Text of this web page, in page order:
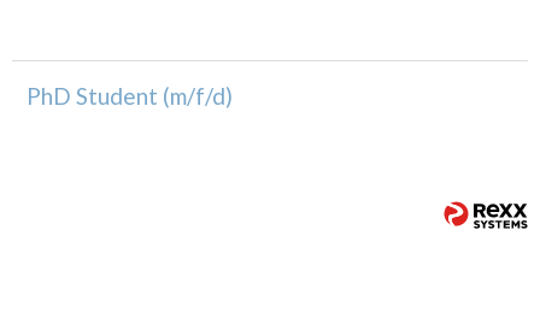
PhD Student (m/f/d)